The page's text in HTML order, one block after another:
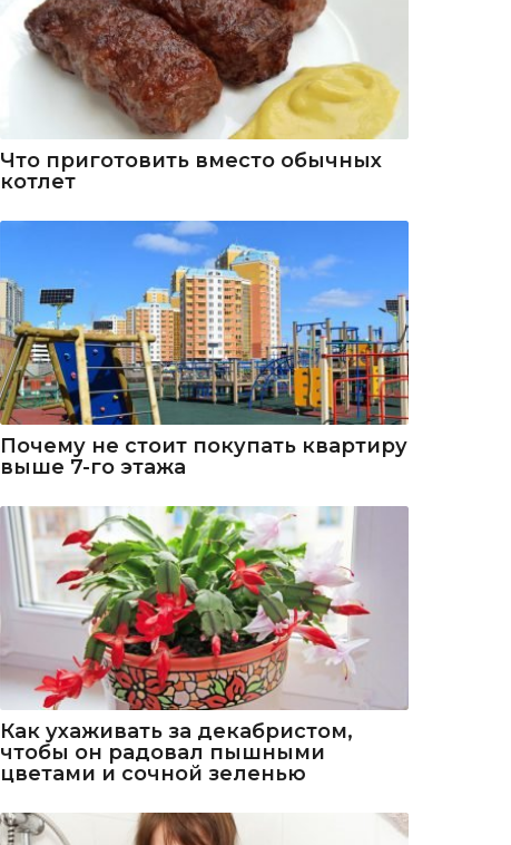
Что приготовить вместо обычных
котлет
Почему не стоит покупать квартиру
выше 7-го этажа
Как ухаживать за декабристом,
чтобы он радовал пышными
цветами и сочной зеленью